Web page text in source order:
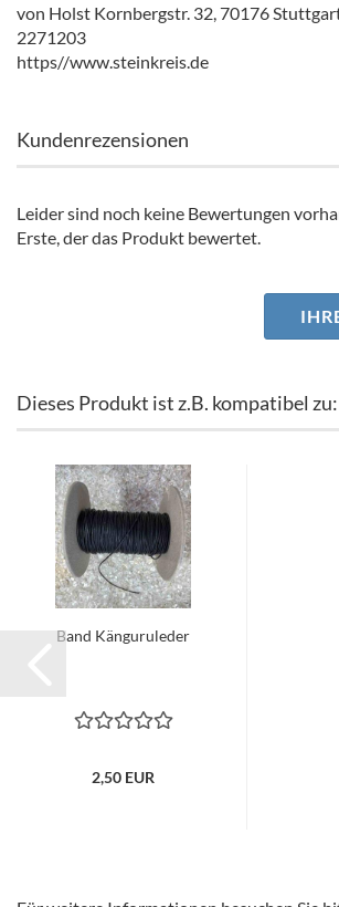
von Holst Kornbergstr. 32, 70176
2271203
https//www.steinkreis.de
Kundenrezensionen
Leider sind noch keine Bewertungen
Erste, der das Produkt bewertet.
Dieses Produkt ist z.B. kompatibel zu:
Band Känguruleder
2,50 EUR